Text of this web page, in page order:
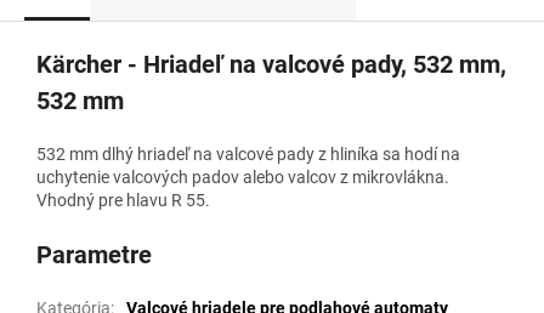
Kärcher - Hriadeľ na valcové pady, 532 mm,
532 mm
532 mm dlhý hriadeľ na valcové pady z hliníka sa hodí na
uchytenie valcových padov alebo valcov z mikrovlákna.
Vhodný pre hlavu R 55.
Parametre
Kategória:
Valcové hriadele pre podlahové automaty